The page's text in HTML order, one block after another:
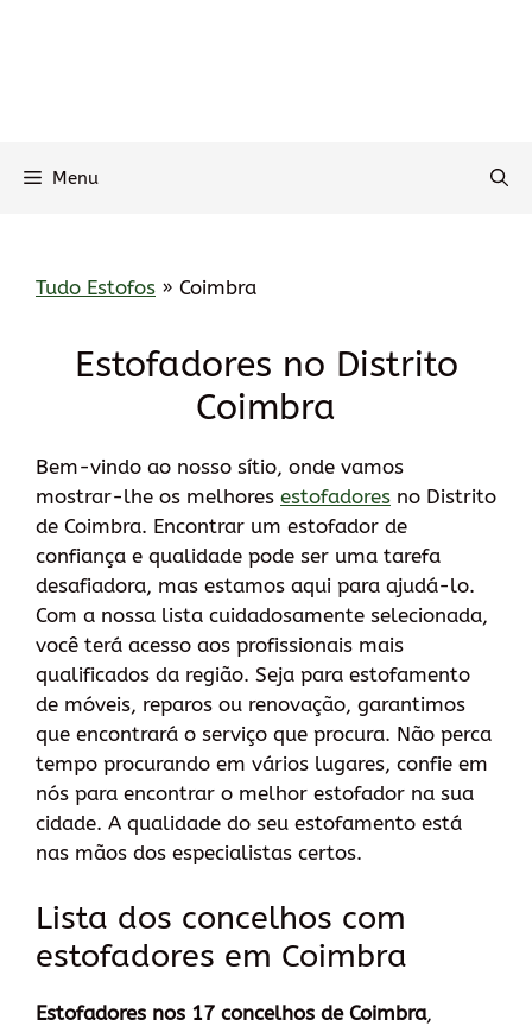
Menu
Tudo Estofos » Coimbra
Estofadores no Distrito
Coimbra
Bem-vindo ao nosso sítio, onde vamos
mostrar-lhe os melhores estofadores no Distrito
de Coimbra. Encontrar um estofador de
confiança e qualidade pode ser uma tarefa
desafiadora, mas estamos aqui para ajudá-lo.
Com a nossa lista cuidadosamente selecionada,
você terá acesso aos profissionais mais
qualificados da região. Seja para estofamento
de móveis, reparos ou renovação, garantimos
que encontrará o serviço que procura. Não perca
tempo procurando em vários lugares, confie em
nós para encontrar o melhor estofador na sua
cidade. A qualidade do seu estofamento está
nas mãos dos especialistas certos.
Lista dos concelhos com
estofadores em Coimbra
Estofadores nos 17 concelhos de Coimbra,